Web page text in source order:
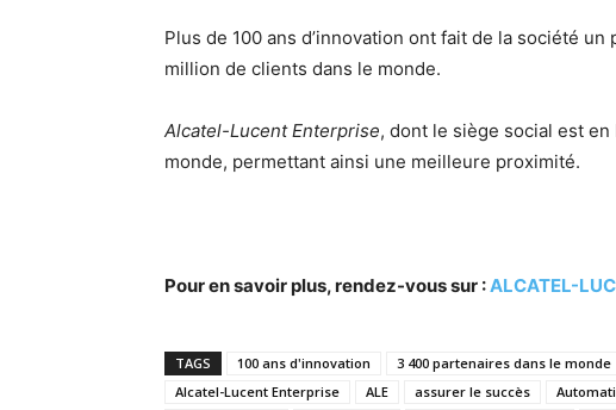
Plus de 100 ans d’innovation ont fait de la société
million de clients dans le monde.
Alcatel-Lucent Enterprise, dont le siège social est
monde, permettant ainsi une meilleure proximité.
Pour en savoir plus, rendez-vous sur :ALCATEL-
TAGS 100 ans d'innovation 3 400 partenaires dans le monde
Alcatel-Lucent Enterprise
ALE assurer le succès